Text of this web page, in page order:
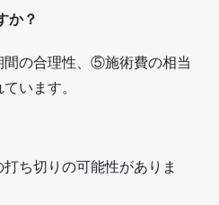
か？
の合理性、⑤施術費の相当
います。
ち切りの可能性がありま